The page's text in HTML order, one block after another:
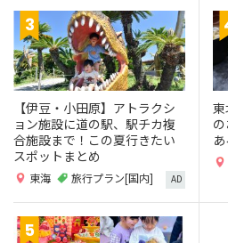
【伊豆・小田原】アトラクシ
ョン施設に道の駅、駅チカ複
合施設まで！この夏行きたい
スポットまとめ
東海 旅行プラン[国内] AD
東